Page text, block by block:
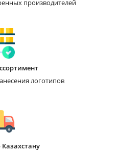
производителей
логотипов